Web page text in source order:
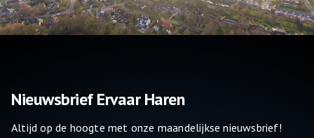
Nieuwsbrief Ervaar Haren
Altijd op de hoogte met onze maandelijkse nieuwsbrief!